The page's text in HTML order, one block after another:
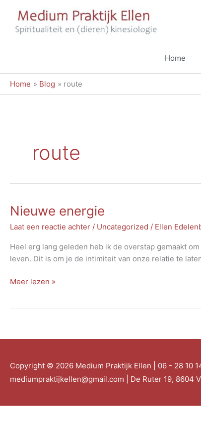
Home
Home Blog route
route
Nieuwe energie
Laat een reactie achter / Uncategorized / Ellen
Heel erg lang geleden heb ik de overstap gemaakt
leven. Dit is om je de intimiteit van onze relatie te
Nieuwe
Meer lezen »
Copyright © 2026 Medium Praktijk Ellen | 06 - 28 10
mediumpraktijkellen@gmail.com | De Ruter 19, 8604